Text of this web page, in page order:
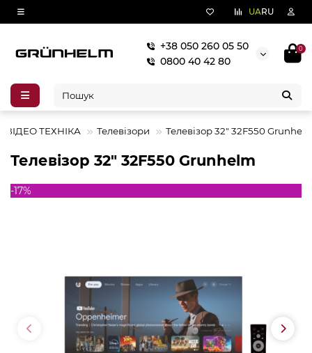
UARU
+38 050 260 05 50
0800 40 42 80
0
ВІДЕО ТЕХНІКА Телевізори Телевізор 32" 32F550
Телевізор 32" 32F550 Grunhelm
-17%